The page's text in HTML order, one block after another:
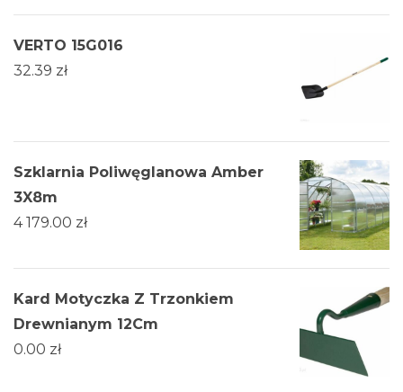
VERTO 15G016
32.39 zł
Szklarnia Poliwęglanowa Amber
3X8m
4 179.00 zł
Kard Motyczka Z Trzonkiem
Drewnianym 12Cm
0.00 zł